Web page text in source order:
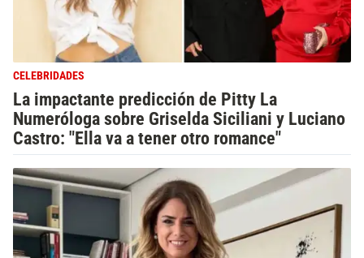
CELEBRIDADES
La impactante predicción de Pitty La
Numeróloga sobre Griselda Siciliani y Luciano
Castro: "Ella va a tener otro romance"